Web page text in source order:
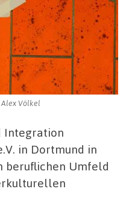
Alex Völkel
Integration
in Dortmund in
beruflichen Umfeld